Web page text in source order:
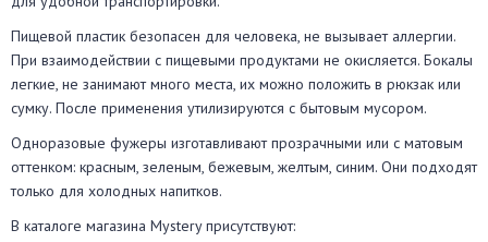
Пищевой пластик безопасен для человека, не вызывает аллергии.
При взаимодействии с пищевыми продуктами не окисляется. Бокалы
легкие, не занимают много места, их можно положить в рюкзак или
сумку. После применения утилизируются с бытовым мусором.
Одноразовые фужеры изготавливают прозрачными или с матовым
оттенком: красным, зеленым, бежевым, желтым, синим. Они подходят
только для холодных напитков.
В каталоге магазина Mystery присутствуют: